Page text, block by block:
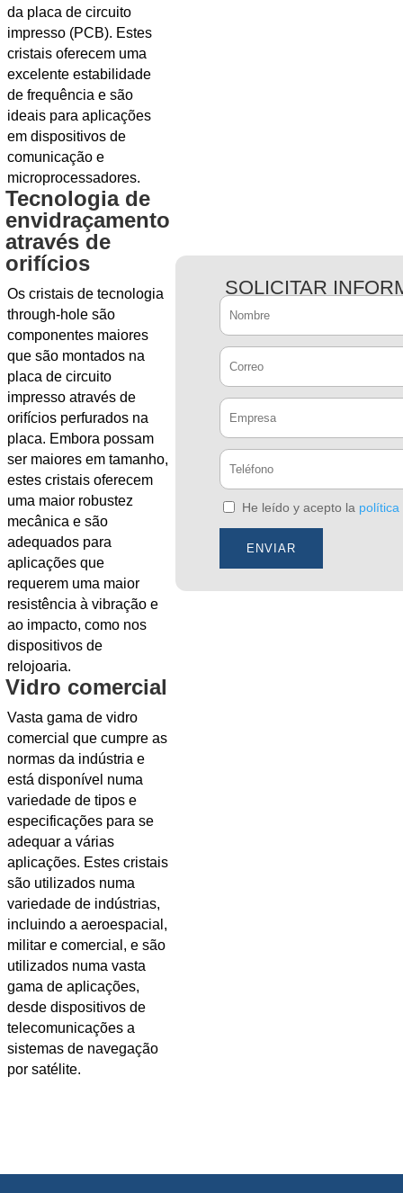
da placa de circuito
impresso (PCB). Estes
cristais oferecem uma
excelente estabilidade
de frequência e são
ideais para aplicações
em dispositivos de
comunicação e
microprocessadores.
Tecnologia de
envidraçamento
através de
orifícios
Os cristais de tecnologia
through-hole são
componentes maiores
que são montados na
placa de circuito
impresso através de
orifícios perfurados na
placa. Embora possam
ser maiores em tamanho,
estes cristais oferecem
uma maior robustez
mecânica e são
adequados para
aplicações que
requerem uma maior
resistência à vibração e
ao impacto, como nos
dispositivos de
relojoaria.
Vidro comercial
Vasta gama de vidro
comercial que cumpre as
normas da indústria e
está disponível numa
variedade de tipos e
especificações para se
adequar a várias
aplicações. Estes cristais
são utilizados numa
variedade de indústrias,
incluindo a aeroespacial,
militar e comercial, e são
utilizados numa vasta
gama de aplicações,
desde dispositivos de
telecomunicações a
sistemas de navegação
por satélite.
SOLICITAR
He leído y acepto la política